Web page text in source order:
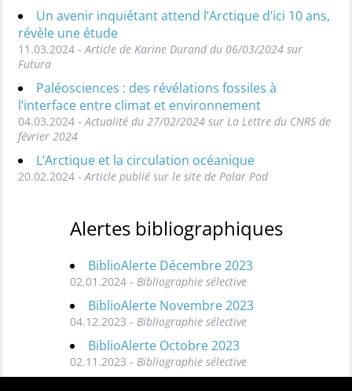
Un avenir inquiétant attend l’Arctique d’ici 10 ans,
révèle une étude
11.03.2024 - Article de Karine Durand du 06/03/2024 sur
Futura
Paléosciences : des révélations fossiles à
l’interface entre climat et environnement
04.03.2024 - Actualité du 27/02/2024 sur La Lettre du CNRS de
février 2024
L’Arctique et la circulation océanique
20.02.2024 - Article publié sur le site de Polar Pod
Alertes bibliographiques
BiblioAlerte Décembre 2023
02.01.2024 - Bibliographie sélective
BiblioAlerte Novembre 2023
04.12.2023 - Bibliographie sélective
BiblioAlerte Octobre 2023
02.11.2023 - Bibliographie sélective